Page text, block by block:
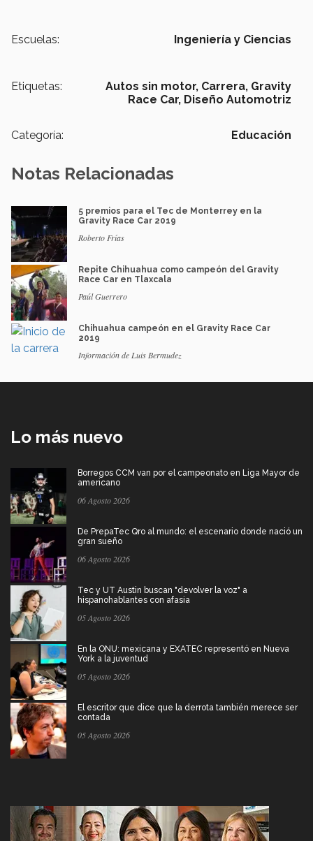
Escuelas: Ingeniería y Ciencias
Etiquetas: Autos sin motor, Carrera, Gravity
Race Car, Diseño Automotriz
Categoría: Educación
Notas Relacionadas
5 premios para el Tec de Monterrey en la
Gravity Race Car 2019
Roberto Frías
Repite Chihuahua como campeón del Gravity
Race Car en Tlaxcala
Paúl Guerrero
Chihuahua campeón en el Gravity Race Car
2019
Información de Luis Bermudez
Lo más nuevo
Borregos CCM van por el campeonato en Liga Mayor de
americano
06 Agosto 2026
De PrepaTec Qro al mundo: el escenario donde nació un
gran sueño
06 Agosto 2026
Tec y UT Austin buscan "devolver la voz" a
hispanohablantes con afasia
05 Agosto 2026
En la ONU: mexicana y EXATEC representó en Nueva
York a la juventud
05 Agosto 2026
El escritor que dice que la derrota también merece ser
contada
05 Agosto 2026